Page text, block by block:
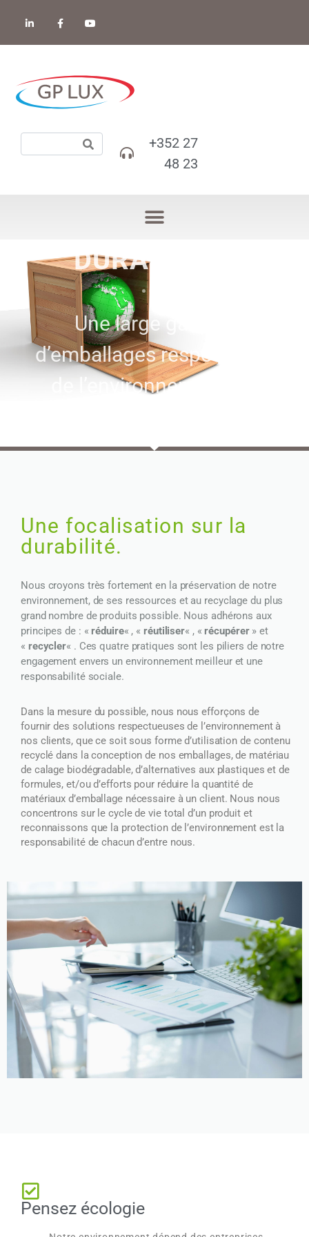
+352 27
48 23
DURABILITÉ
Une large gamme
d’emballages respectueux
de l’environnement est
Une focalisation sur la
durabilité.
Nous croyons très fortement en la préservation de notre
environnement, de ses ressources et au recyclage du plus
grand nombre de produits possible. Nous adhérons aux
principes de : «réduire« , «réutiliser« , «récupérer» et
« recycler« . Ces quatre pratiques sont les piliers de notre
engagement envers un environnement meilleur et une
responsabilité sociale.
Dans la mesure du possible, nous nous efforçons de
fournir des solutions respectueuses de l’environnement à
nos clients, que ce soit sous forme d’utilisation de contenu
recyclé dans la conception de nos emballages, de matériau
de calage biodégradable, d’alternatives aux plastiques et de
formules, et/ou d’efforts pour réduire la quantité de
matériaux d’emballage nécessaire à un client. Nous nous
concentrons sur le cycle de vie total d’un produit et
reconnaissons que la protection de l’environnement est la
responsabilité de chacun d’entre nous.
Pensez écologie